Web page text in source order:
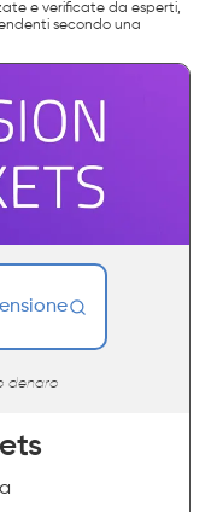
e verificate da esperti,
secondo una
denaro